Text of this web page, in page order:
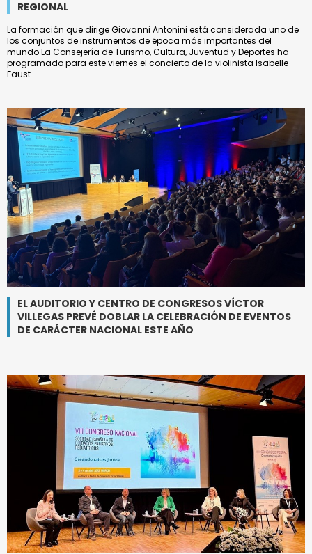
REGIONAL
La formación que dirige Giovanni Antonini está considerada uno de
los conjuntos de instrumentos de época más importantes del
mundo La Consejería de Turismo, Cultura, Juventud y Deportes ha
programado para este viernes el concierto de la violinista Isabelle
Faust...
EL AUDITORIO Y CENTRO DE CONGRESOS VÍCTOR
VILLEGAS PREVÉ DOBLAR LA CELEBRACIÓN DE EVENTOS
DE CARÁCTER NACIONAL ESTE AÑO